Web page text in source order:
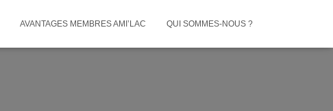
AVANTAGES MEMBRES AMI’LAC QUI SOMMES-NOUS ?